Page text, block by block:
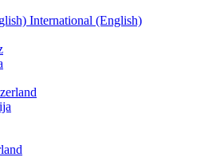
International (English)